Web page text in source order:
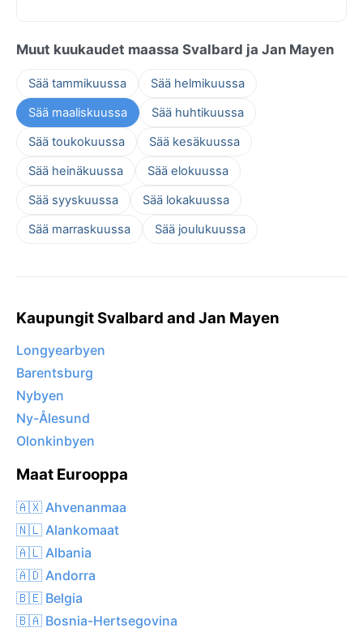
Muut kuukaudet maassa Svalbard ja Jan Mayen
Sää tammikuussa
Sää helmikuussa
Sää maaliskuussa
Sää huhtikuussa
Sää toukokuussa
Sää kesäkuussa
Sää heinäkuussa
Sää elokuussa
Sää syyskuussa
Sää lokakuussa
Sää marraskuussa
Sää joulukuussa
Kaupungit Svalbard and Jan Mayen
Longyearbyen
Barentsburg
Nybyen
Ny-Ålesund
Olonkinbyen
Maat Eurooppa
🇦🇽 Ahvenanmaa
🇳🇱 Alankomaat
🇦🇱 Albania
🇦🇩 Andorra
🇧🇪 Belgia
🇧🇦 Bosnia-Hertsegovina